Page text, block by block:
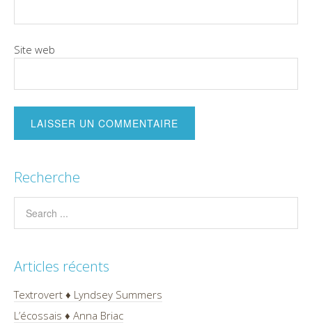
Site web
Recherche
Articles récents
Textrovert ♦ Lyndsey Summers
L’écossais ♦ Anna Briac